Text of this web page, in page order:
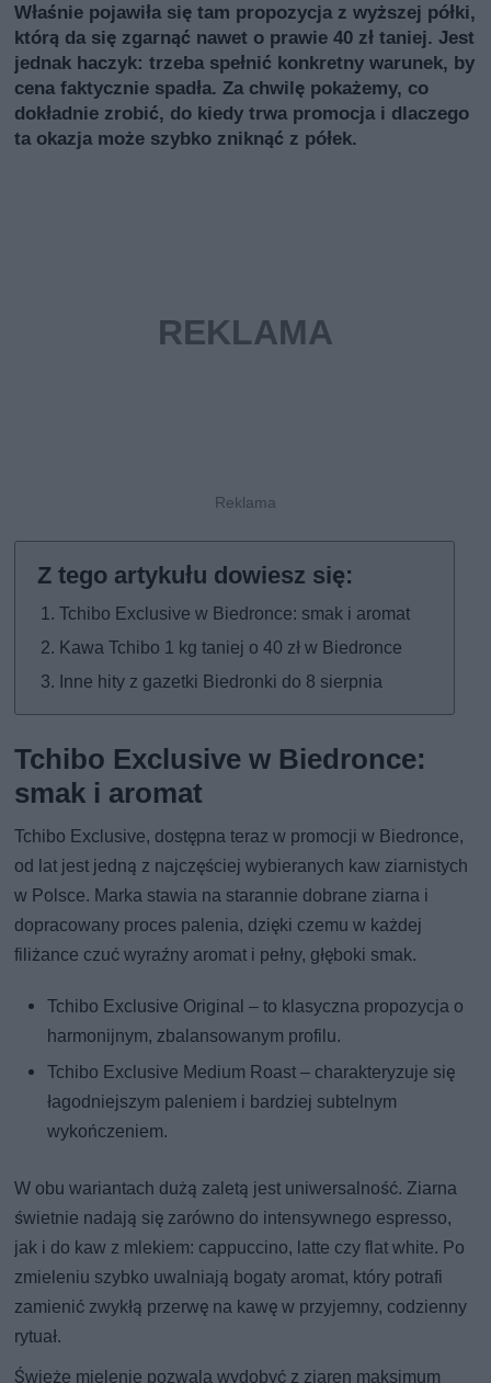
Właśnie pojawiła się tam propozycja z wyższej półki,
którą da się zgarnąć nawet o prawie 40 zł taniej. Jest
jednak haczyk: trzeba spełnić konkretny warunek, by
cena faktycznie spadła. Za chwilę pokażemy, co
dokładnie zrobić, do kiedy trwa promocja i dlaczego
ta okazja może szybko zniknąć z półek.
Tchibo Exclusive w Biedronce: smak i aromat
Kawa Tchibo 1 kg taniej o 40 zł w Biedronce
Inne hity z gazetki Biedronki do 8 sierpnia
Tchibo Exclusive w Biedronce:
smak i aromat
Tchibo Exclusive, dostępna teraz w promocji w Biedronce,
od lat jest jedną z najczęściej wybieranych kaw ziarnistych
w Polsce. Marka stawia na starannie dobrane ziarna i
dopracowany proces palenia, dzięki czemu w każdej
filiżance czuć wyraźny aromat i pełny, głęboki smak.
Tchibo Exclusive Original – to klasyczna propozycja o
harmonijnym, zbalansowanym profilu.
Tchibo Exclusive Medium Roast – charakteryzuje się
łagodniejszym paleniem i bardziej subtelnym
wykończeniem.
W obu wariantach dużą zaletą jest uniwersalność. Ziarna
świetnie nadają się zarówno do intensywnego espresso,
jak i do kaw z mlekiem: cappuccino, latte czy flat white. Po
zmieleniu szybko uwalniają bogaty aromat, który potrafi
zamienić zwykłą przerwę na kawę w przyjemny, codzienny
rytuał.
Świeże mielenie pozwala wydobyć z ziaren maksimum